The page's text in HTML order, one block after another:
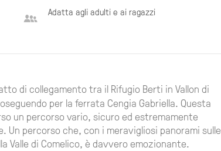
Adatta agli adulti e ai ragazzi
di collegamento tra il Rifugio Berti in Vallon di
per la ferrata Cengia Gabriella. Questa
un percorso vario, sicuro ed estremamente
Un percorso che, con i meravigliosi panorami sulle
Valle di Comelico, è davvero emozionante.